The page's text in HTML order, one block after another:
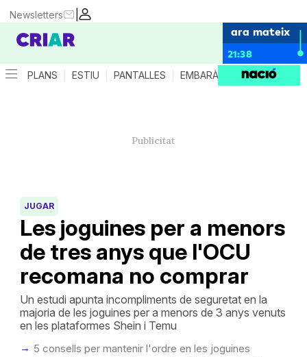
|
Newsletters
ara mateix
21:38
PLANS ESTIU PANTALLES EMBARÀS CRIANÇA
Les joguines per a menors
de tres anys que l'OCU
recomana no comprar
JUGAR
Un estudi apunta incompliments de seguretat en la
majoria de les joguines per a menors de 3 anys venuts
en les plataformes Shein i Temu
5 consells per mantenir l'ordre en les joguines